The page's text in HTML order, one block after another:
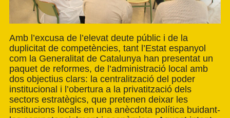
Amb l’excusa de l’elevat deute públic i de la
duplicitat de competències, tant l’Estat espanyol
com la Generalitat de Catalunya han presentat un
paquet de reformes, de l’administració local amb
dos objectius clars: la centralització del poder
institucional i l’obertura a la privatització dels
sectors estratègics, que pretenen deixar les
institucions locals en una anècdota política buidant-